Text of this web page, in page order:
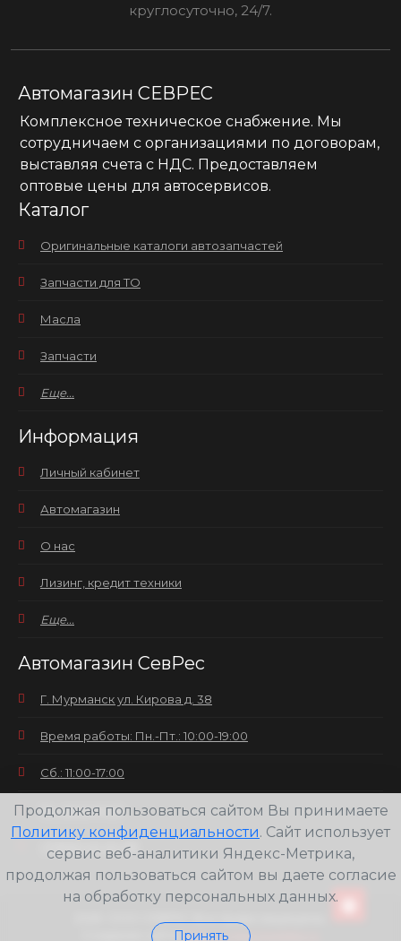
круглосуточно, 24/7.
Автомагазин СЕВРЕС
Комплексное техническое снабжение. Мы
сотрудничаем с организациями по договорам,
выставляя счета с НДС. Предоставляем
оптовые цены для автосервисов.
Каталог
Оригинальные каталоги автозапчастей
Запчасти для ТО
Масла
Запчасти
Еще...
Информация
Личный кабинет
Автомагазин
О нас
Лизинг, кредит техники
Еще...
Автомагазин СевРес
Г. Мурманск ул. Кирова д. 38
Время работы: Пн.-Пт.: 10:00-19:00
Сб.: 11:00-17:00
Вс.: выходной
+7(8152) 25-30-58
Создание сайтаWeb-студия pixelate.ru
Продолжая пользоваться сайтом Вы принимаете
Политику конфиденциальности. Сайт использует
сервис веб-аналитики Яндекс-Метрика,
продолжая пользоваться сайтом вы даете согласие
на обработку персональных данных.
Принять